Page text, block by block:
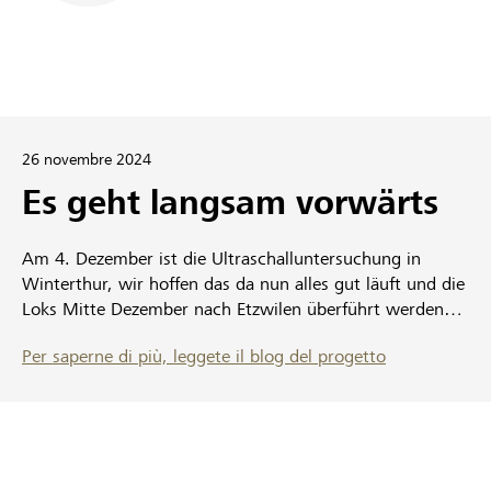
26 novembre 2024
Es geht langsam vorwärts
Am 4. Dezember ist die Ultraschalluntersuchung in
Winterthur, wir hoffen das da nun alles gut läuft und die
Loks Mitte Dezember nach Etzwilen überführt werden
Per saperne di più, leggete il blog del progetto